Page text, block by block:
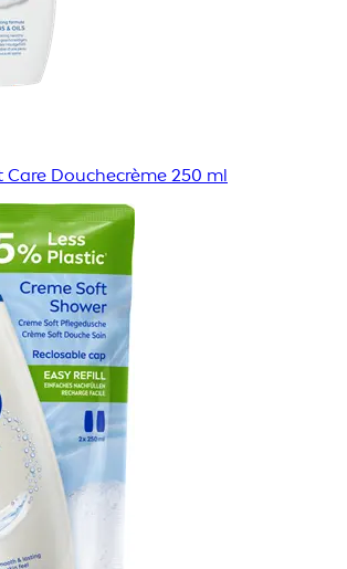
Care Douchecrème 250 ml